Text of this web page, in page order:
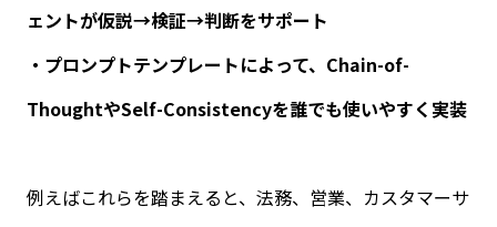
ェントが仮説→検証→判断をサポート
・プロンプトテンプレートによって、 Chain-of-
ThoughtやSelf-Consistencyを誰でも使いやすく実装
例えばこれらを踏まえると、法務、営業、カスタマーサ